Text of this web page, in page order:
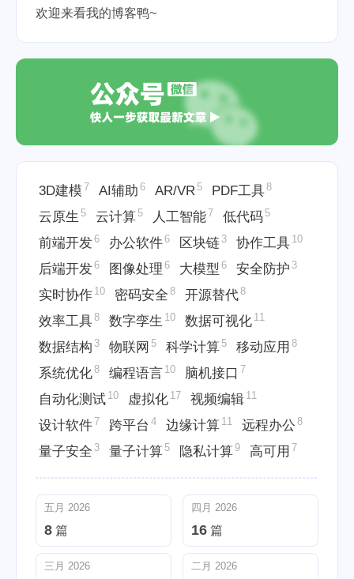
欢迎来看我的博客鸭~
3D建模 7 AI辅助 6 AR/VR 5 PDF工具8
云原生 5 云计算 5 人工智能7 低代码 5
前端开发6 办公软件6 区块链 3 协作工具 10
后端开发6 图像处理 6 大模型 6 安全防护 3
实时协作 10 密码安全 8 开源替代8
效率工具8 数字孪生 10 数据可视化 11
数据结构 3 物联网 5 科学计算 5 移动应用 8
系统优化8 编程语言 10 脑机接口 7
自动化测试 10 虚拟化 17 视频编辑 11
设计软件7 跨平台 4 边缘计算 11 远程办公 8
量子安全 3 量子计算 5 隐私计算9 高可用 7
五月 2026
8 篇
四月 2026
16 篇
三月 2026 二月 2026